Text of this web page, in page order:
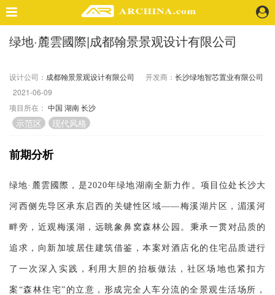
精选案例
景 观
室 内
视 频
头条资讯
机 构
人 物
地 产
快速搜索
企业招聘
绿地·麓雲國際|成都翰景景观设计有限公司
设计公司： 成都翰景景观设计有限公司 开发商： 长沙绿地智芯置业有限公司
2021-06-09
项目所在： 中国 湖南长沙
示范区 现代风格
前期分析
绿地·麓雲國際，是2020年绿地湖南全新力作。项目位处长沙大
河西侧先导区承东启西的关键性区域——梅溪湖片区，湄溪河
畔旁，近观梅溪湖，远眺象鼻窝森林公园。秉承一贯对品质的
追求，向新加坡居住建筑借鉴，本案对酒店化的住宅品质进行
了一次深入实践，利用大胆的抬板做法，社区场地也紧扣方
案“森林住宅”的立意，形成完全人车分流的全景观生活场所，